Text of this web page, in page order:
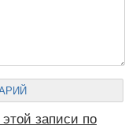
записи по